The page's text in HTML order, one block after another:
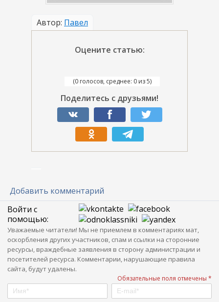
Автор: Павел
Оцените статью:
(0 голосов, среднее: 0 из 5)
Поделитесь с друзьями!
Добавить комментарий
Войти с
помощью:
Уважаемые читатели! Мы не приемлем в комментариях мат,
оскорбления других участников, спам и ссылки на сторонние
ресурсы, враждебные заявления в сторону администрации и
посетителей ресурса. Комментарии, нарушающие правила
сайта, будут удалены.
Обязательные поля отмечены *